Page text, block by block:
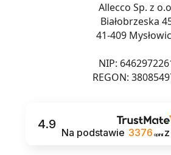
Allecco Sp. z
Białobrzeska
41-409
NIP:
REGON:
4.9
Na podstawie 3376 opinii